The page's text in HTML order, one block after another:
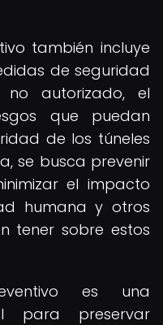
también incluye
de seguridad
autorizado, el
que puedan
de los túneles
se busca prevenir
el impacto
humana y otros
tener sobre estos
es una
para preservar